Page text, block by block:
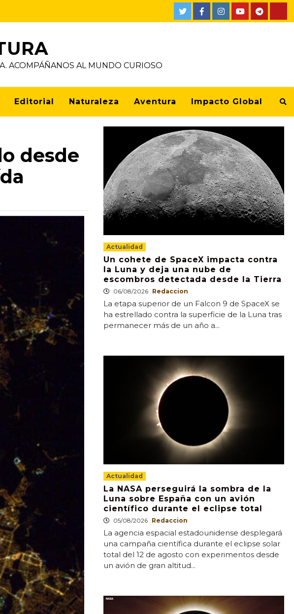
ACOMPÁÑANOS AL MUNDO CURIOSO
Editorial Naturaleza Aventura Impacto Global
desde
Actualidad
Un cohete de SpaceX impacta contra
la Luna y deja una nube de
escombros detectada desde la Tierra
06/08/2026 Redaccion
La etapa superior de un Falcon 9 de SpaceX se
ha estrellado contra la superficie de la Luna tras
permanecer más de un año a...
Actualidad
La NASA perseguirá la sombra de la
Luna sobre España con un avión
científico durante el eclipse total
05/08/2026 Redaccion
La agencia espacial estadounidense desplegará
una campaña científica durante el eclipse solar
total del 12 de agosto con experimentos desde
un avión de gran altitud...